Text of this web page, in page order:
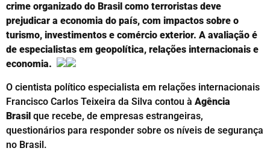
crime organizado do Brasil como terroristas deve
prejudicar a economia do país, com impactos sobre o
turismo, investimentos e comércio exterior. A avaliação é
de especialistas em geopolítica, relações internacionais e
economia.
O cientista político especialista em relações internacionais
Francisco Carlos Teixeira da Silva contou à Agência
Brasil que recebe, de empresas estrangeiras,
questionários para responder sobre os níveis de segurança
no Brasil.